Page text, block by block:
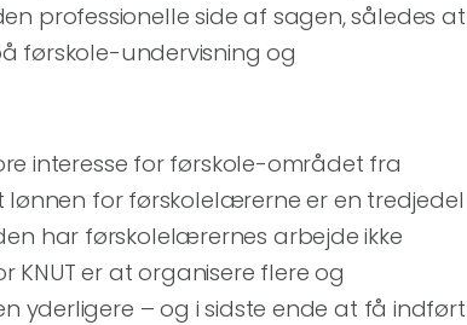
professionelle side af sagen, således at
førskole-undervisning og
interesse for førskole-området fra
for førskolelærerne er en tredjedel
har førskolelærernes arbejde ikke
er at organisere flere og
yderligere – og i sidste ende at få indført